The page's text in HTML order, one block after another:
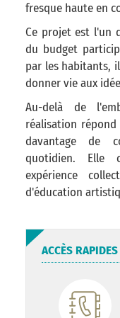
fresque haute en
Ce projet est l'un
du budget
par les habitants,
donner vie aux
Au-delà de
réalisation
davantage de
quotidien. Elle
expérience
d'éducation
ACCÈS RAPIDES